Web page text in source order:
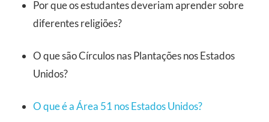
Por que os estudantes deveriam aprender sobre
diferentes religiões?
O que são Círculos nas Plantações nos Estados
Unidos?
O que é a Área 51 nos Estados Unidos?